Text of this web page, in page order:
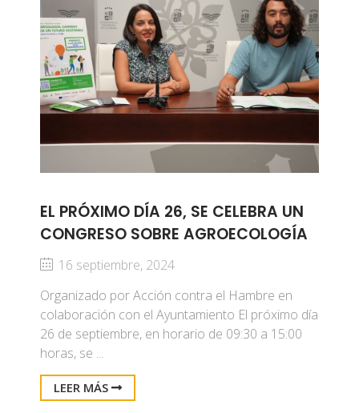
EL PRÓXIMO DÍA 26, SE CELEBRA UN
CONGRESO SOBRE AGROECOLOGÍA
16 septiembre, 2024
Organizado por Acción contra el Hambre en
colaboración con el Ayuntamiento El próximo día
26 de septiembre, en horario de 09:30 a 15:00
horas, se ...
LEER MÁS